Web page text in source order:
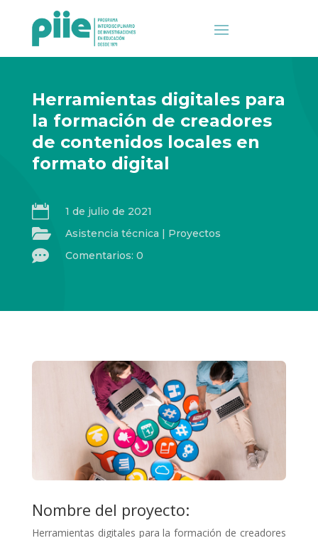
Herramientas digitales para
la formación de creadores
de contenidos locales en
formato digital
 1 de julio de 2021
 Asistencia técnica | Proyectos
 Comentarios: 0
Nombre del proyecto:
Herramientas digitales para la formación de creadores